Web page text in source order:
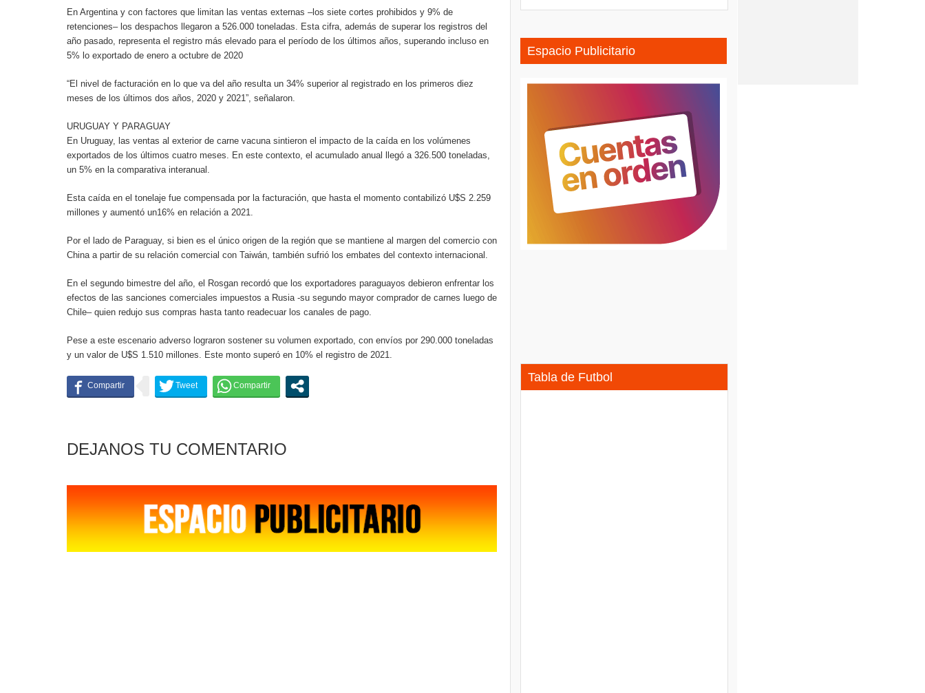
En Argentina y con factores que limitan las ventas externas –los siete cortes prohibidos y 9% de
retenciones– los despachos llegaron a 526.000 toneladas. Esta cifra, además de superar los registros del
año pasado, representa el registro más elevado para el período de los últimos años, superando incluso en
5% lo exportado de enero a octubre de 2020
“El nivel de facturación en lo que va del año resulta un 34% superior al registrado en los primeros diez
meses de los últimos dos años, 2020 y 2021”, señalaron.
URUGUAY Y PARAGUAY
En Uruguay, las ventas al exterior de carne vacuna sintieron el impacto de la caída en los volúmenes
exportados de los últimos cuatro meses. En este contexto, el acumulado anual llegó a 326.500 toneladas,
un 5% en la comparativa interanual.
Esta caída en el tonelaje fue compensada por la facturación, que hasta el momento contabilizó U$S 2.259
millones y aumentó un16% en relación a 2021.
Por el lado de Paraguay, si bien es el único origen de la región que se mantiene al margen del comercio con
China a partir de su relación comercial con Taiwán, también sufrió los embates del contexto internacional.
En el segundo bimestre del año, el Rosgan recordó que los exportadores paraguayos debieron enfrentar los
efectos de las sanciones comerciales impuestos a Rusia -su segundo mayor comprador de carnes luego de
Chile– quien redujo sus compras hasta tanto readecuar los canales de pago.
Pese a este escenario adverso lograron sostener su volumen exportado, con envíos por 290.000 toneladas
y un valor de U$S 1.510 millones. Este monto superó en 10% el registro de 2021.
DEJANOS TU COMENTARIO
Espacio Publicitario
Tabla de Futbol